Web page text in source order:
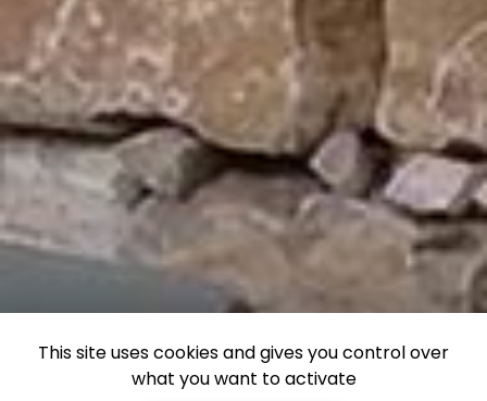
This site uses cookies and gives you control over
what you want to activate